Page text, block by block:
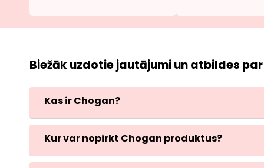
Biežāk uzdotie jautājumi un atbildes
Kas ir Chogan?
Kur var nopirkt Chogan produktus?